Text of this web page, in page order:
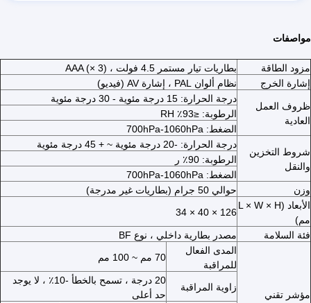
مواصفات
مزود الطاقة
بطاريات تيار مستمر 4.5 فولت ، AAA (× 3)
إشارة الخرج
نظام ألوان PAL ، إشارة AV (فيديو)
ظروف العمل
العادية
درجة الحرارة: 15 درجة مئوية - 30 درجة مئوية
الرطوبة: ≤93٪ RH
الضغط: 700hPa-1060hPa
شروط التخزين
والنقل
درجة الحرارة: -20 درجة مئوية ~ + 45 درجة مئوية
الرطوبة: 90٪ ر
الضغط: 700hPa-1060hPa
وزن
حوالي 50 جرام (بطاريات غير مدرجة)
الأبعاد (L × W × H
مم)
126 × 40 × 34
فئة السلامة مصدر بطارية داخلي ، نوع BF
مؤشر تقني
المدى الفعال
للمراقبة
70 مم ~ 100 مم
زاوية المراقبة
20 درجة ، تسمح بالخطأ -10٪ ، لا يوجد
حد أعلى